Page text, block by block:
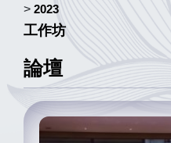
> 2023
工作坊
論壇